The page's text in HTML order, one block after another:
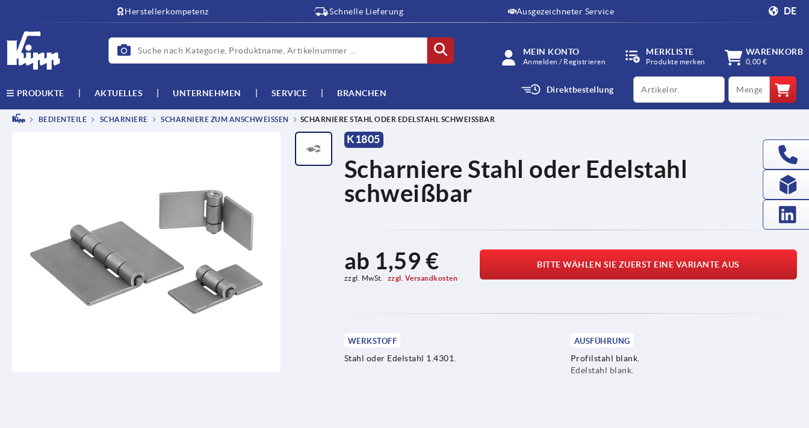
Herstellerkompetenz Schnelle Lieferung Ausgezeichneter Service DE
MEIN KONTO
Anmelden / Registrieren
MERKLISTE
Produkte merken
WARENKORB
0,00 €
PRODUKTE AKTUELLES UNTERNEHMEN SERVICE BRANCHEN Direktbestellung
productCode qty
BEDIENTEILE SCHARNIERE SCHARNIERE ZUM ANSCHWEISSEN SCHARNIERE STAHL ODER EDELSTAHL SCHWEISSBAR
K1805
Scharniere Stahl oder Edelstahl
schweißbar
ab 1,59 €
zzgl. MwSt. zzgl. Versandkosten
BITTE WÄHLEN SIE ZUERST EINE VARIANTE AUS
WERKSTOFF
Stahl oder Edelstahl 1.4301.
AUSFÜHRUNG
Profilstahl blank.
Edelstahl blank.